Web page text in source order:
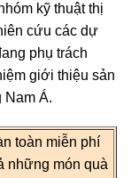
kỹ thuật thị
cứu các dự
phụ trách
giới thiệu sản
Nam Á.
toàn miễn phí
những món quà